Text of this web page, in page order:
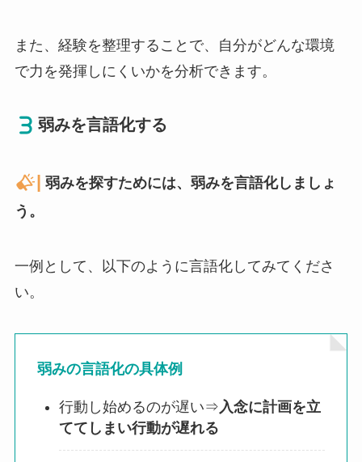
また、経験を整理することで、自分がどんな環境
で力を発揮しにくいかを分析できます。
弱みを言語化する
| 弱みを探すためには、弱みを言語化しましょ
う。
一例として、以下のように言語化してみてくださ
い。
弱みの言語化の具体例
行動し始めるのが遅い⇒入念に計画を立
ててしまい行動が遅れる